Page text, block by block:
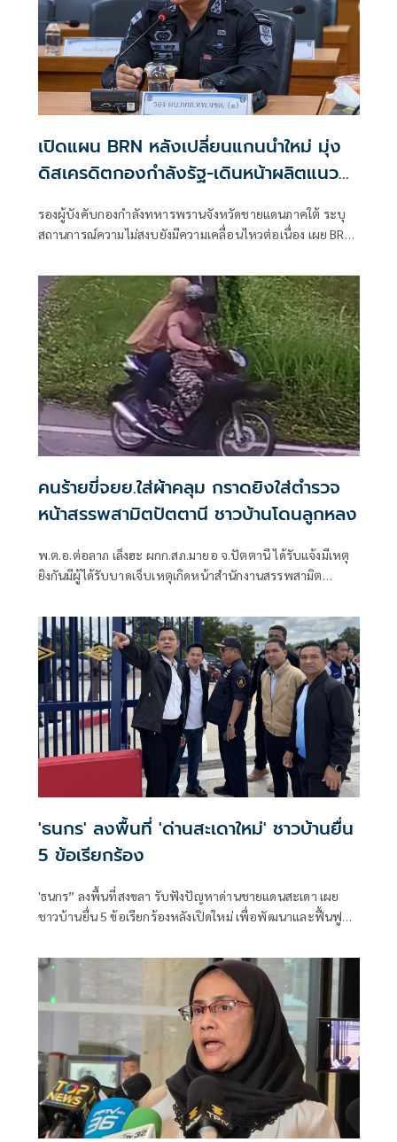
เปิดแผน BRN หลังเปลี่ยนแกนนำใหม่ มุ่ง
ดิสเครดิตกองกำลังรัฐ-เดินหน้าผลิตแนว
รองผู้บังคับกองกำลังทหารพรานจังหวัดชายแดนภาคใต้ ระบุ
สถานการณ์ความไม่สงบยังมีความเคลื่อนไหวต่อเนื่อง เผย BRN
คนร้ายขี่จยย.ใส่ผ้าคลุม กราดยิงใส่ตำรวจ
หน้าสรรพสามิตปัตตานี ชาวบ้านโดนลูกหลง
พ.ต.อ.ต่อลาภ เล็งฮะ ผกก.สภ.มายอ จ.ปัตตานี ได้รับแจ้งมีเหตุ
ยิงกันมีผู้ได้รับบาดเจ็บเหตุเกิดหน้าสำนักงานสรรพสามิต
นราธิวาส - ปัตตานี หลังได้รับแจ้งจึงรายงานให้ผู้บังคับบัญชา
ทราบพร้อมนำกำลังไปที่เกิดเหตุ
'ธนกร' ลงพื้นที่ 'ด่านสะเดาใหม่' ชาวบ้านยื่น
5 ข้อเรียกร้อง
'ธนกร” ลงพื้นที่สงขลา รับฟังปัญหาด่านชายแดนสะเดา เผย
ชาวบ้านยื่น 5 ข้อเรียกร้องหลังเปิดใหม่ เพื่อพัฒนาและฟื้นฟู